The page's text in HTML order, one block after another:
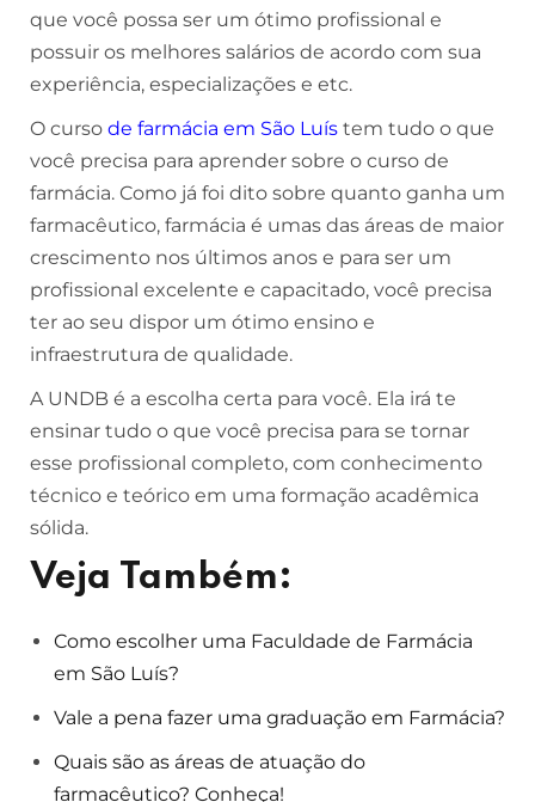
que você possa ser um ótimo profissional e
possuir os melhores salários de acordo com sua
experiência, especializações e etc.
O curso de farmácia em São Luís tem tudo o que
você precisa para aprender sobre o curso de
farmácia. Como já foi dito sobre quanto ganha um
farmacêutico, farmácia é umas das áreas de maior
crescimento nos últimos anos e para ser um
profissional excelente e capacitado, você precisa
ter ao seu dispor um ótimo ensino e
infraestrutura de qualidade.
A UNDB é a escolha certa para você. Ela irá te
ensinar tudo o que você precisa para se tornar
esse profissional completo, com conhecimento
técnico e teórico em uma formação acadêmica
sólida.
Veja Também:
Como escolher uma Faculdade de Farmácia
em São Luís?
Vale a pena fazer uma graduação em Farmácia?
Quais são as áreas de atuação do
farmacêutico? Conheça!